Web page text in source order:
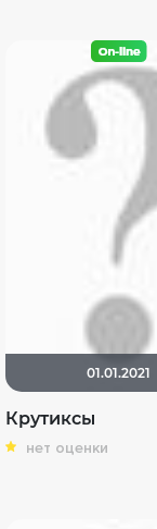
01.01.2021
Крутиксы
нет оценки